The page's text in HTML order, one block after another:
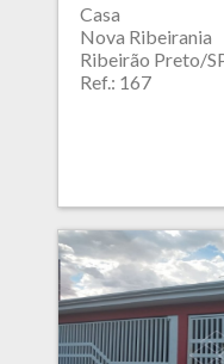
Casa
Nova Ribeirania
Ribeirão Preto/
Ref.: 167